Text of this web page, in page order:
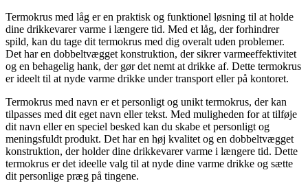
Termokrus med låg er en praktisk og funktionel løsning til at holde
dine drikkevarer varme i længere tid. Med et låg, der forhindrer
spild, kan du tage dit termokrus med dig overalt uden problemer.
Det har en dobbeltvægget konstruktion, der sikrer varmeeffektivitet
og en behagelig hank, der gør det nemt at drikke af. Dette termokrus
er ideelt til at nyde varme drikke under transport eller på kontoret.
Termokrus med navn er et personligt og unikt termokrus, der kan
tilpasses med dit eget navn eller tekst. Med muligheden for at tilføje
dit navn eller en speciel besked kan du skabe et personligt og
meningsfuldt produkt. Det har en høj kvalitet og en dobbeltvægget
konstruktion, der holder dine drikkevarer varme i længere tid. Dette
termokrus er det ideelle valg til at nyde dine varme drikke og sætte
dit personlige præg på tingene.